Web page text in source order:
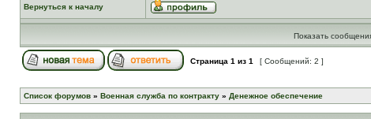
Вернуться к началу
Показать
Страница 1 из 1 [ Сообщений: 2 ]
Список форумов » Военная служба по контракту » Денежное обеспечение